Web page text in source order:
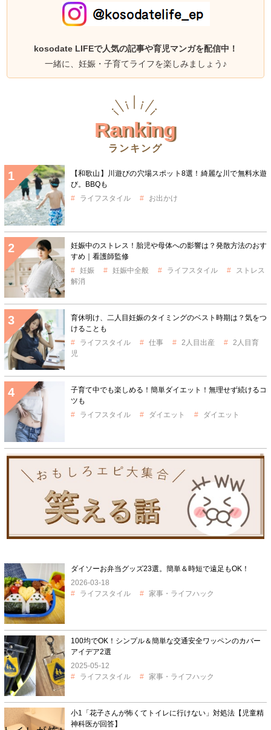
kosodate LIFEで人気の記事や育児マンガを配信中！
一緒に、妊娠・子育てライフを楽しみましょう♪
Ranking
ランキング
【和歌山】川遊びの穴場スポット8選！綺麗な川で無料水遊
び。BBQも
ライフスタイル
お出かけ
妊娠中のストレス！胎児や母体への影響は？発散方法のおす
すめ｜看護師監修
妊娠
妊娠中全般 ライフスタイル
ストレス
解消
育休明け、二人目妊娠のタイミングのベスト時期は？気をつ
けることも
ライフスタイル
仕事 2人目出産
2人目育
児
子育て中でも楽しめる！簡単ダイエット！無理せず続けるコ
ツも
ライフスタイル
ダイエット ダイエット
ダイソーお弁当グッズ23選。簡単＆時短で遠足もOK！
2026-03-18
ライフスタイル
家事・ライフハック
100均でOK！シンプル＆簡単な交通安全ワッペンのカバー
アイデア2選
2025-05-12
ライフスタイル
家事・ライフハック
小1「花子さんが怖くてトイレに行けない」対処法【児童精
神科医が回答】